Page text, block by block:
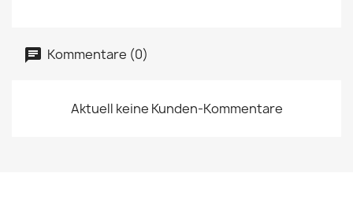
Kommentare (0)
Aktuell keine Kunden-Kommentare